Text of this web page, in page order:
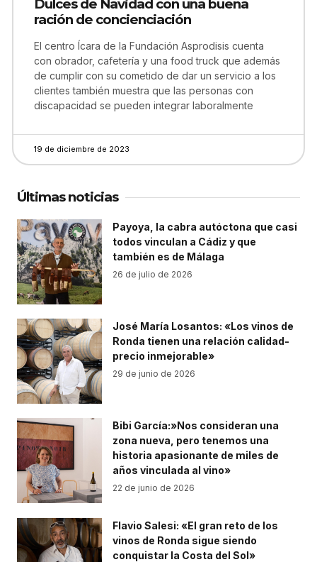
Dulces de Navidad con una buena
ración de concienciación
El centro Ícara de la Fundación Asprodisis cuenta
con obrador, cafetería y una food truck que además
de cumplir con su cometido de dar un servicio a los
clientes también muestra que las personas con
discapacidad se pueden integrar laboralmente
19 de diciembre de 2023
Últimas noticias
Payoya, la cabra autóctona que casi
todos vinculan a Cádiz y que
también es de Málaga
26 de julio de 2026
José María Losantos: «Los vinos de
Ronda tienen una relación calidad-
precio inmejorable»
29 de junio de 2026
Bibi García:»Nos consideran una
zona nueva, pero tenemos una
historia apasionante de miles de
años vinculada al vino»
22 de junio de 2026
Flavio Salesi: «El gran reto de los
vinos de Ronda sigue siendo
conquistar la Costa del Sol»